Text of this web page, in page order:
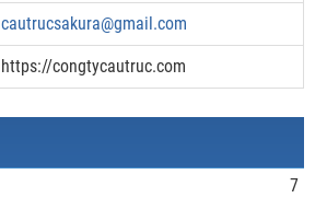
cautrucsakura@gmail.com
https://congtycautruc.com
7